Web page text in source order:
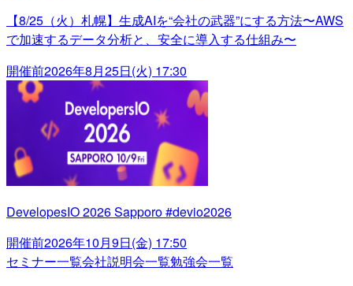
【8/25（火）札幌】生成AIを“会社の武器”にする方法〜AWS
で加速するデータ分析と、安全に導入する仕組み〜
開催前2026年8月25日(火) 17:30
DevelopesIO 2026 Sapporo #devio2026
開催前2026年10月9日(金) 17:50
セミナー一覧会社説明会一覧勉強会一覧